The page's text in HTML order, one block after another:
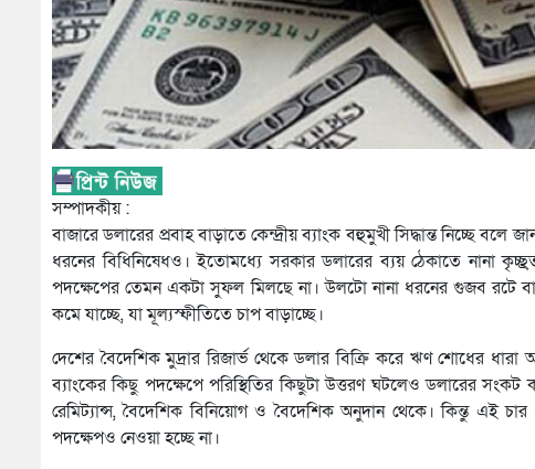
সম্পাদকীয় :
বাজারে ডলারের প্রবাহ বাড়াতে কেন্দ্রীয় ব্যাংক বহুমুখী সিদ্ধান্ত নিচ্ছে
ধরনের বিধিনিষেধও। ইতোমধ্যে সরকার ডলারের ব্যয় ঠেকাতে নানা
পদক্ষেপের তেমন একটা সুফল মিলছে না। উলটো নানা ধরনের গুজব রটে
কমে যাচ্ছে, যা মূল্যস্ফীতিতে চাপ বাড়াচ্ছে।
দেশের বৈদেশিক মুদ্রার রিজার্ভ থেকে ডলার বিক্রি করে ঋণ শোধের ধারা
ব্যাংকের কিছু পদক্ষেপে পরিস্থিতির কিছুটা উত্তরণ ঘটলেও ডলারের
রেমিট্যান্স, বৈদেশিক বিনিয়োগ ও বৈদেশিক অনুদান থেকে। কিন্তু এই
পদক্ষেপও নেওয়া হচ্ছে না।